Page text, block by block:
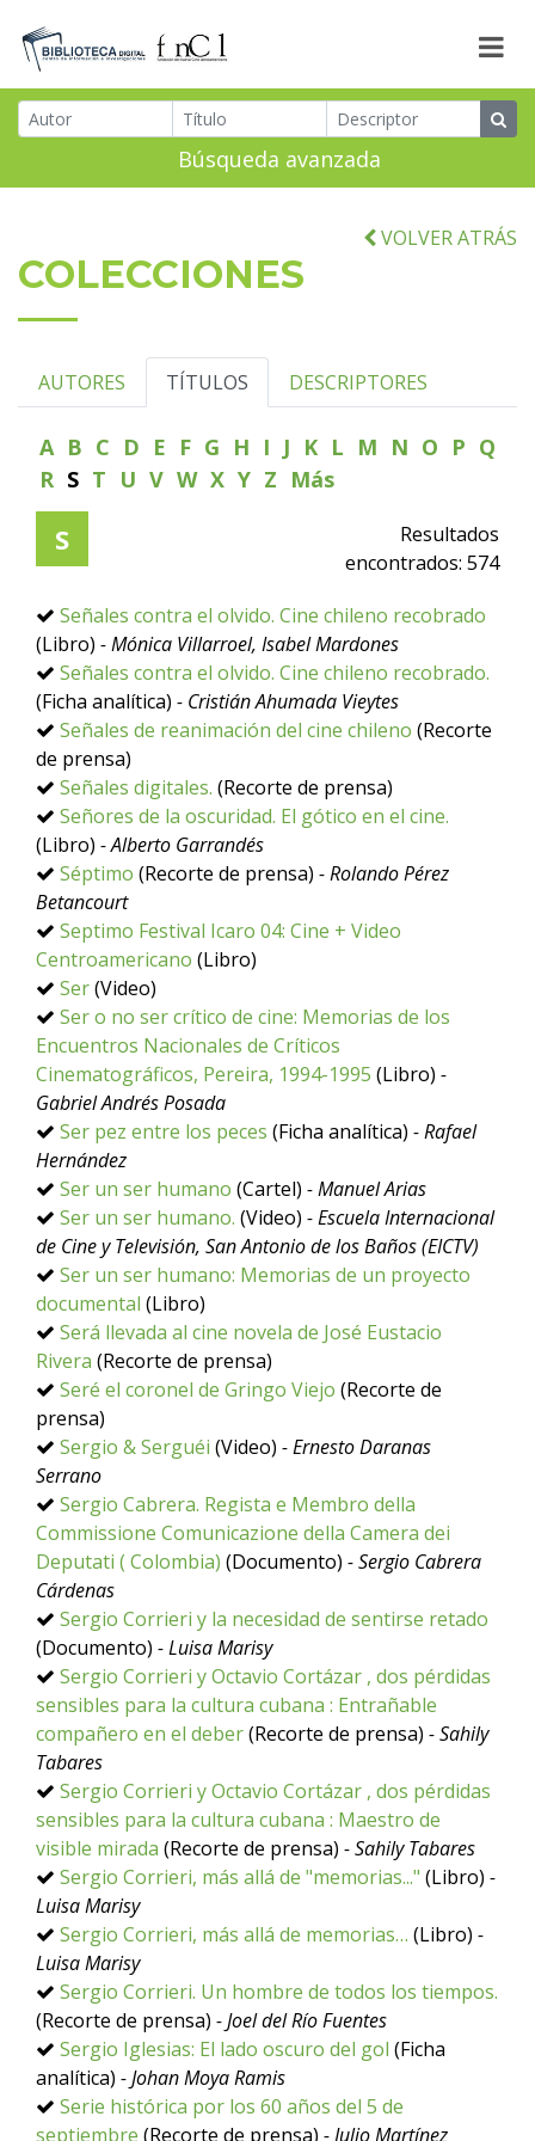
Búsqueda avanzada
VOLVER ATRÁS
COLECCIONES
AUTORES TÍTULOS DESCRIPTORES
A B C D E F G H I J K L M N O P Q
R S T U V W X Y Z Más
S
Resultados
encontrados: 574
Señales contra el olvido. Cine chileno recobrado
(Libro) - Mónica Villarroel, Isabel Mardones
Señales contra el olvido. Cine chileno recobrado.
(Ficha analítica) - Cristián Ahumada Vieytes
Señales de reanimación del cine chileno (Recorte
de prensa)
Señales digitales. (Recorte de prensa)
Señores de la oscuridad. El gótico en el cine.
(Libro) - Alberto Garrandés
Séptimo (Recorte de prensa) - Rolando Pérez
Betancourt
Septimo Festival Icaro 04: Cine + Video
Centroamericano (Libro)
Ser(Video)
Ser o no ser crítico de cine: Memorias de los
Encuentros Nacionales de Críticos
Cinematográficos, Pereira, 1994-1995 (Libro) -
Gabriel Andrés Posada
Ser pez entre los peces (Ficha analítica) - Rafael
Hernández
Ser un ser humano (Cartel) - Manuel Arias
Ser un ser humano. (Video) - Escuela Internacional
de Cine y Televisión, San Antonio de los Baños (EICTV)
Ser un ser humano: Memorias de un proyecto
documental (Libro)
Será llevada al cine novela de José Eustacio
Rivera (Recorte de prensa)
Seré el coronel de Gringo Viejo (Recorte de
prensa)
Sergio & Serguéi (Video) - Ernesto Daranas
Serrano
Sergio Cabrera. Regista e Membro della
Commissione Comunicazione della Camera dei
Deputati ( Colombia) (Documento) - Sergio Cabrera
Cárdenas
Sergio Corrieri y la necesidad de sentirse retado
(Documento) - Luisa Marisy
Sergio Corrieri y Octavio Cortázar , dos pérdidas
sensibles para la cultura cubana : Entrañable
compañero en el deber(Recorte de prensa) - Sahily
Tabares
Sergio Corrieri y Octavio Cortázar , dos pérdidas
sensibles para la cultura cubana : Maestro de
visible mirada (Recorte de prensa) - Sahily Tabares
Sergio Corrieri, más allá de "memorias..." (Libro) -
Luisa Marisy
Sergio Corrieri, más allá de memorias… (Libro) -
Luisa Marisy
Sergio Corrieri. Un hombre de todos los tiempos.
(Recorte de prensa) - Joel del Río Fuentes
Sergio Iglesias: El lado oscuro del gol (Ficha
analítica) - Johan Moya Ramis
Serie histórica por los 60 años del 5 de
septiembre (Recorte de prensa) - Julio Martínez